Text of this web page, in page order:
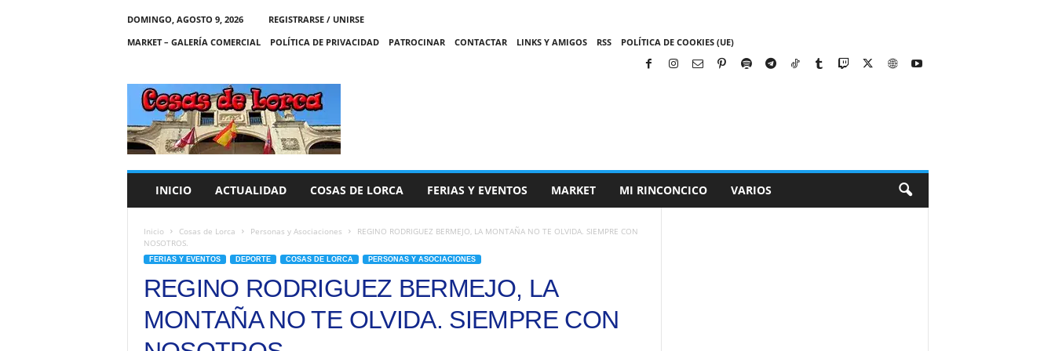
DOMINGO, AGOSTO 9, 2026
REGISTRARSE / UNIRSE
MARKET – GALERÍA COMERCIAL
POLÍTICA DE PRIVACIDAD PATROCINAR CONTACTAR LINKS Y AMIGOS RSS POLÍTICA DE COOKIES (UE)
C
A
S
INICIO ACTUALIDAD COSAS DE LORCA FERIAS Y EVENTOS MARKET MI RINCONCICO VARIOS
Inicio Cosas de Lorca Personas y Asociaciones
REGINO RODRIGUEZ BERMEJO, LA MONTAÑA NO TE OLVIDA. SIEMPRE CON
NOSOTROS.
FERIAS Y EVENTOS DEPORTE COSAS DE LORCA PERSONAS Y ASOCIACIONES
REGINO RODRIGUEZ BERMEJO, LA
MONTAÑA NO TE OLVIDA. SIEMPRE CON